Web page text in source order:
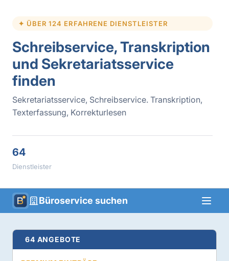
✦ ÜBER 124 ERFAHRENE DIENSTLEISTER
Schreibservice, Transkription
und Sekretariatsservice
finden
Sekretariatsservice, Schreibservice. Transkription,
Texterfassung, Korrekturlesen
64
Dienstleister
Büroservice suchen
64 ANGEBOTE